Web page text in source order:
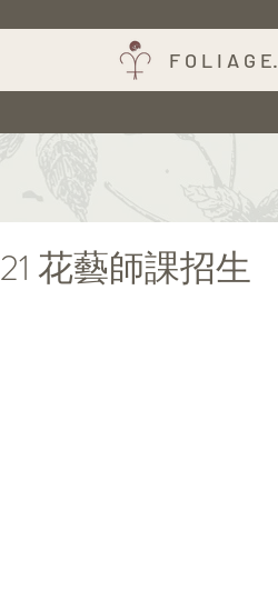
F O L I A G E.
花藝師課招生